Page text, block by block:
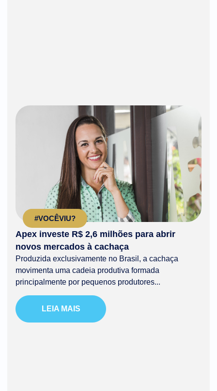
#VOCÊVIU?
Apex investe R$ 2,6 milhões para abrir
novos mercados à cachaça
Produzida exclusivamente no Brasil, a cachaça
movimenta uma cadeia produtiva formada
principalmente por pequenos produtores...
LEIA MAIS